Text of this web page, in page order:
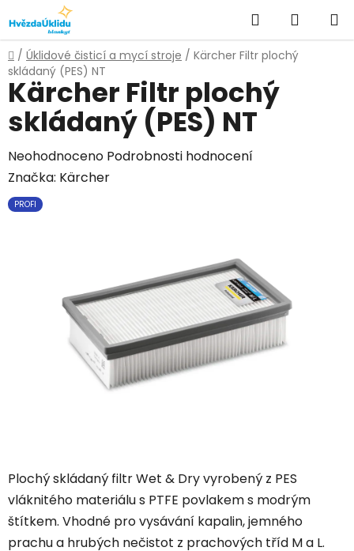
na
obsah
Hledat
KOŠÍK
Domů
/ Úklidové čisticí a mycí stroje / Kärcher Filtr plochý
skládaný (PES) NT
Plochý skládaný filtr Wet & Dry vyrobený z PES
vláknitého materiálu s PTFE povlakem s modrým
štítkem. Vhodné pro vysávání kapalin, jemného
prachu a hrubých nečistot z prachových tříd M a L.
Kärcher Filtr plochý
skládaný (PES) NT
Průměrné
hodnocení
produktu
hvězdiček.
Neohodnoceno Podrobnosti hodnocení
Značka: Kärcher
PROFI